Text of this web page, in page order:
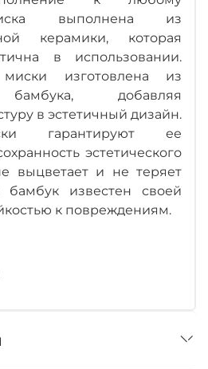
выполнена из
керамики, которая
в использовании.
изготовлена из
бамбука, добавляя
в эстетичный дизайн.
гарантируют ее
эстетического
выцветает и не теряет
бамбук известен своей
к повреждениям.